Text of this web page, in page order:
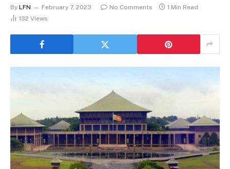
By LFN February 7, 2023 No Comments
1 Min Read
132 Views